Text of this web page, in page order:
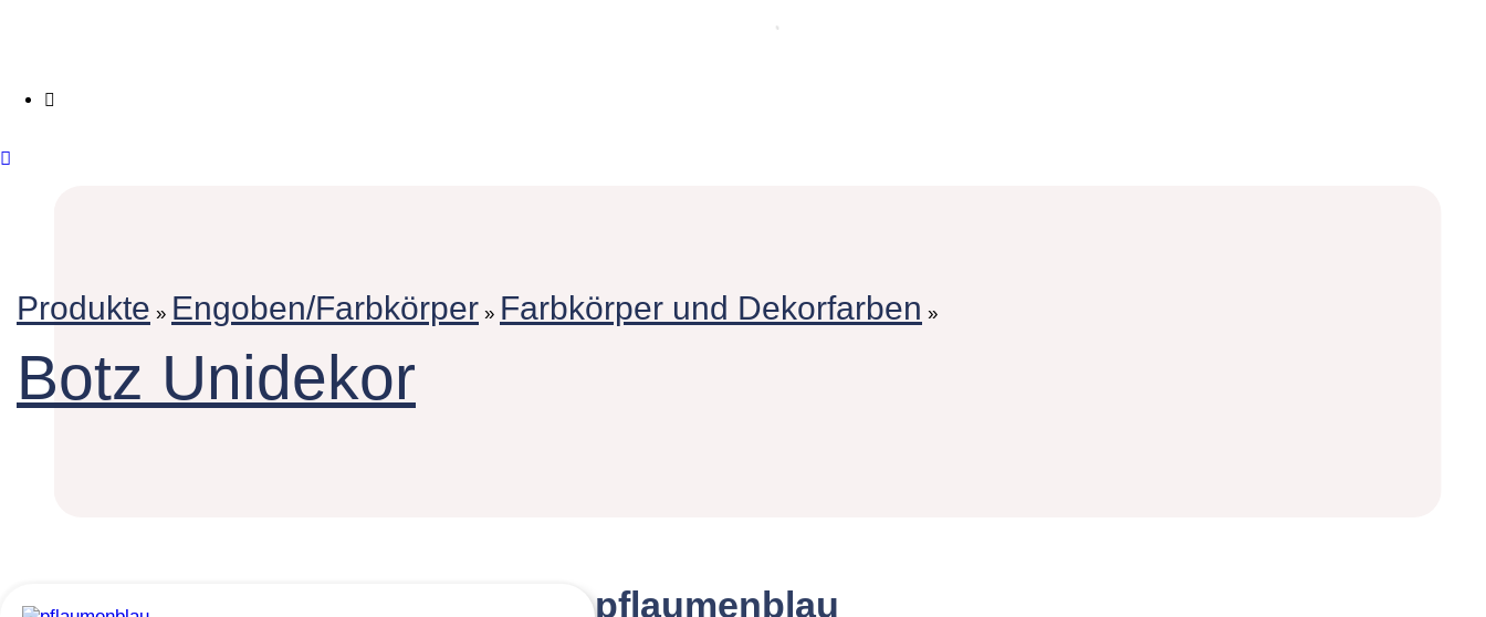
Produkte » Engoben/Farbkörper » Farbkörper und Dekorfarben »
Botz Unidekor
pflaumenblau